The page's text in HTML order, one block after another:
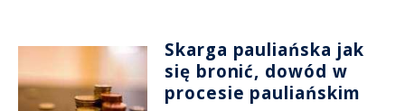
Skarga pauliańska jak
się bronić, dowód w
procesie pauliańskim